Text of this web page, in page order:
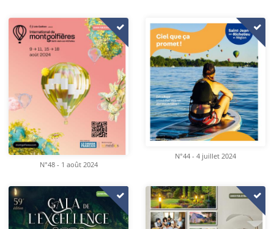
N°48 - 1 août 2024
N°44 - 4 juillet 2024